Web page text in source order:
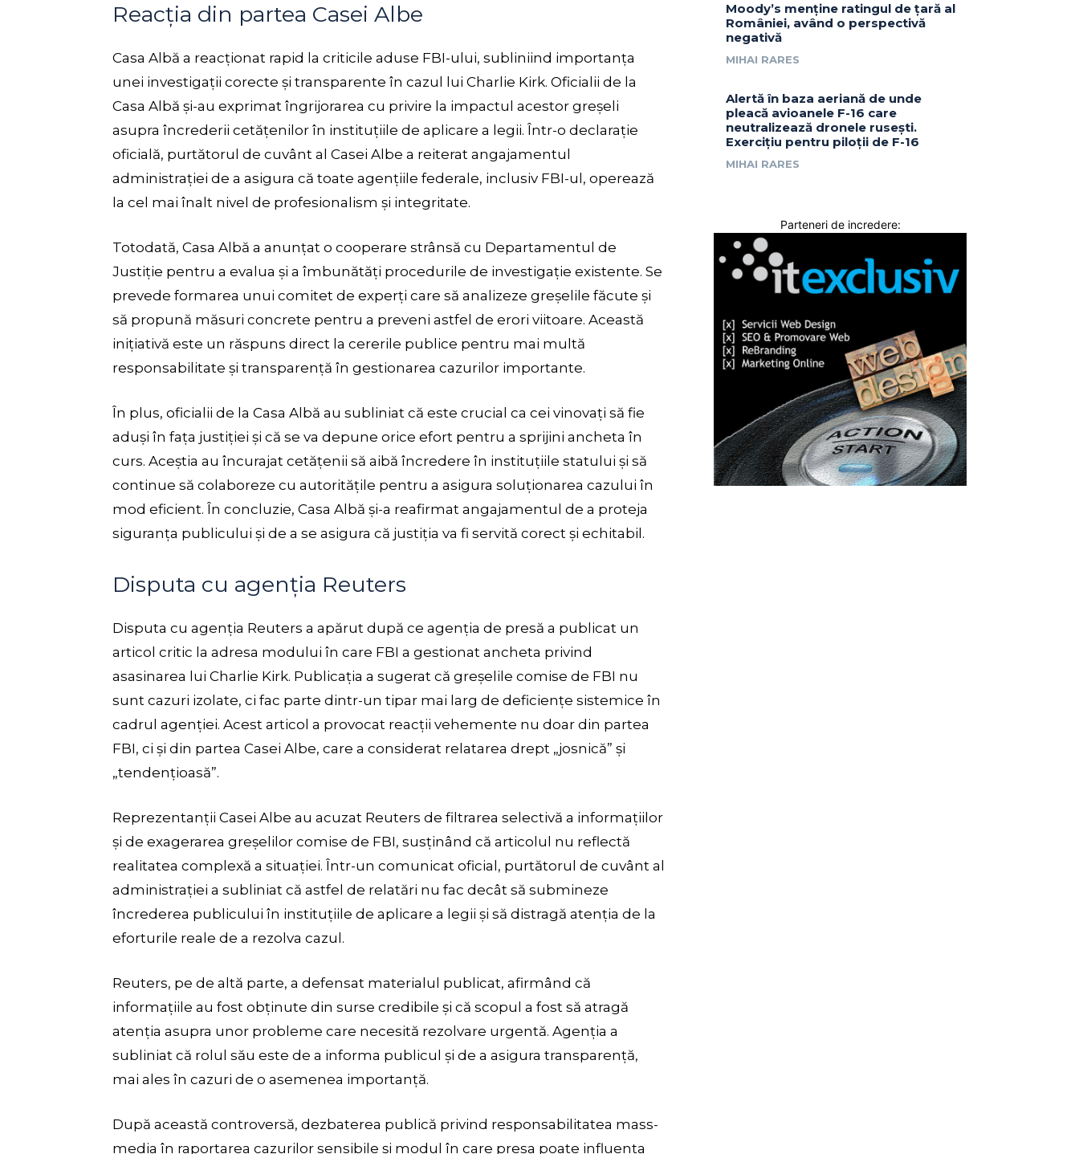
Reacția din partea Casei Albe
Casa Albă a reacționat rapid la criticile aduse FBI-ului, subliniind importanța
unei investigații corecte și transparente în cazul lui Charlie Kirk. Oficialii de la
Casa Albă și-au exprimat îngrijorarea cu privire la impactul acestor greșeli
asupra încrederii cetățenilor în instituțiile de aplicare a legii. Într-o declarație
oficială, purtătorul de cuvânt al Casei Albe a reiterat angajamentul
administrației de a asigura că toate agențiile federale, inclusiv FBI-ul, operează
la cel mai înalt nivel de profesionalism și integritate.
Totodată, Casa Albă a anunțat o cooperare strânsă cu Departamentul de
Justiție pentru a evalua și a îmbunătăți procedurile de investigație existente. Se
prevede formarea unui comitet de experți care să analizeze greșelile făcute și
să propună măsuri concrete pentru a preveni astfel de erori viitoare. Această
inițiativă este un răspuns direct la cererile publice pentru mai multă
responsabilitate și transparență în gestionarea cazurilor importante.
În plus, oficialii de la Casa Albă au subliniat că este crucial ca cei vinovați să fie
aduși în fața justiției și că se va depune orice efort pentru a sprijini ancheta în
curs. Aceștia au încurajat cetățenii să aibă încredere în instituțiile statului și să
continue să colaboreze cu autoritățile pentru a asigura soluționarea cazului în
mod eficient. În concluzie, Casa Albă și-a reafirmat angajamentul de a proteja
siguranța publicului și de a se asigura că justiția va fi servită corect și echitabil.
Disputa cu agenția Reuters
Disputa cu agenția Reuters a apărut după ce agenția de presă a publicat un
articol critic la adresa modului în care FBI a gestionat ancheta privind
asasinarea lui Charlie Kirk. Publicația a sugerat că greșelile comise de FBI nu
sunt cazuri izolate, ci fac parte dintr-un tipar mai larg de deficiențe sistemice în
cadrul agenției. Acest articol a provocat reacții vehemente nu doar din partea
FBI, ci și din partea Casei Albe, care a considerat relatarea drept „josnică” și
„tendențioasă”.
Reprezentanții Casei Albe au acuzat Reuters de filtrarea selectivă a informațiilor
și de exagerarea greșelilor comise de FBI, susținând că articolul nu reflectă
realitatea complexă a situației. Într-un comunicat oficial, purtătorul de cuvânt al
administrației a subliniat că astfel de relatări nu fac decât să submineze
încrederea publicului în instituțiile de aplicare a legii și să distragă atenția de la
eforturile reale de a rezolva cazul.
Reuters, pe de altă parte, a defensat materialul publicat, afirmând că
informațiile au fost obținute din surse credibile și că scopul a fost să atragă
atenția asupra unor probleme care necesită rezolvare urgentă. Agenția a
subliniat că rolul său este de a informa publicul și de a asigura transparență,
mai ales în cazuri de o asemenea importanță.
După această controversă, dezbaterea publică privind responsabilitatea mass-
media în raportarea cazurilor sensibile și modul în care presa poate influența
Moody’s menține ratingul de țară al
României, având o perspectivă
negativă
MIHAI RARES
Alertă în baza aeriană de unde
pleacă avioanele F-16 care
neutralizează dronele rusești.
Exercițiu pentru piloții de F-16
MIHAI RARES
Parteneri de incredere: